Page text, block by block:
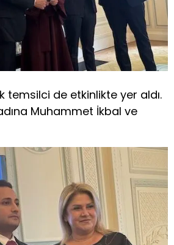
temsilci de etkinlikte yer aldı.
Muhammet İkbal ve